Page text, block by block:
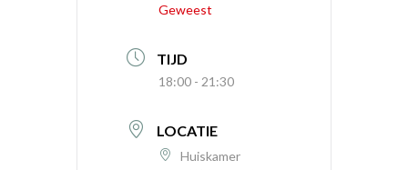
Geweest
TIJD
18:00 - 21:30
LOCATIE
Huiskamer